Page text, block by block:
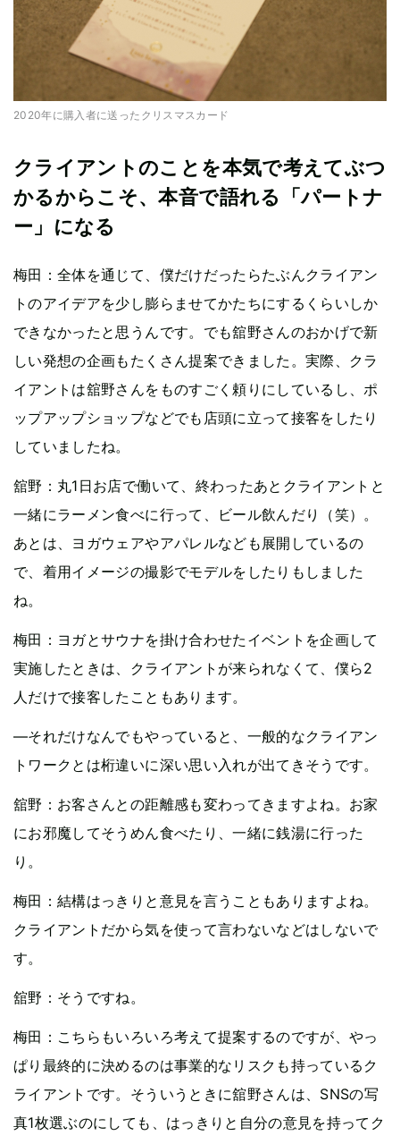
2020年に購入者に送ったクリスマスカード
クライアントのことを本気で考えてぶつ
かるからこそ、本音で語れる「パートナ
ー」になる
梅田：全体を通じて、僕だけだったらたぶんクライアン
トのアイデアを少し膨らませてかたちにするくらいしか
できなかったと思うんです。でも舘野さんのおかげで新
しい発想の企画もたくさん提案できました。実際、クラ
イアントは舘野さんをものすごく頼りにしているし、ポ
ップアップショップなどでも店頭に立って接客をしたり
していましたね。
舘野：丸1日お店で働いて、終わったあとクライアントと
一緒にラーメン食べに行って、ビール飲んだり（笑）。
あとは、ヨガウェアやアパレルなども展開しているの
で、着用イメージの撮影でモデルをしたりもしました
ね。
梅田：ヨガとサウナを掛け合わせたイベントを企画して
実施したときは、クライアントが来られなくて、僕ら2
人だけで接客したこともあります。
—それだけなんでもやっていると、一般的なクライアン
トワークとは桁違いに深い思い入れが出てきそうです。
舘野：お客さんとの距離感も変わってきますよね。お家
にお邪魔してそうめん食べたり、一緒に銭湯に行った
り。
梅田：結構はっきりと意見を言うこともありますよね。
クライアントだから気を使って言わないなどはしないで
す。
舘野：そうですね。
梅田：こちらもいろいろ考えて提案するのですが、やっ
ぱり最終的に決めるのは事業的なリスクも持っているク
ライアントです。そういうときに舘野さんは、SNSの写
真1枚選ぶのにしても、はっきりと自分の意見を持ってク